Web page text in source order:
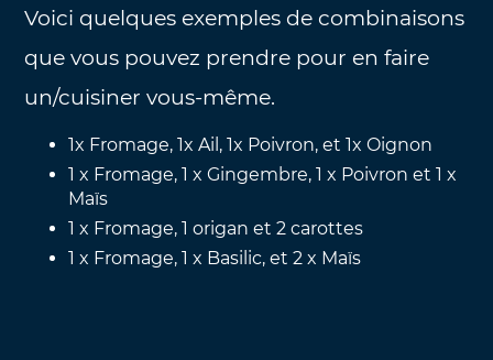
Voici quelques exemples de combinaisons
que vous pouvez prendre pour en faire
un/cuisiner vous-même.
1x Fromage, 1x Ail, 1x Poivron, et 1x Oignon
1 x Fromage, 1 x Gingembre, 1 x Poivron et 1 x
Maïs
1 x Fromage, 1 origan et 2 carottes
1 x Fromage, 1 x Basilic, et 2 x Maïs